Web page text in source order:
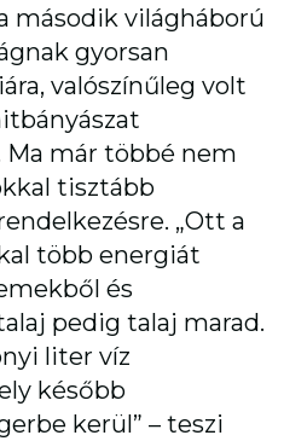
második világháború
gyorsan
valószínűleg volt
Ma már többé nem
tisztább
„Ott a
több energiát
és
pedig talaj marad.
liter víz
később
kerül” – teszi